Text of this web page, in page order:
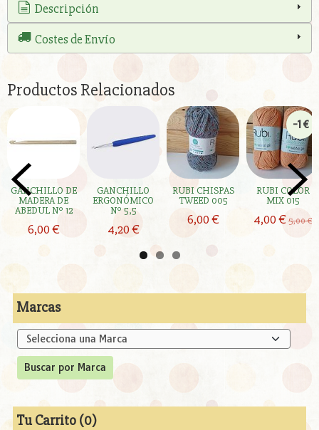
Marcas
Tu Carrito (0)
Descripción
Costes de Envío
Productos Relacionados
GANCHILLO DE
MADERA DE
ABEDUL Nº 12
6,00 €
GANCHILLO
ERGONÓMICO
Nº 5,5
4,20 €
RUBI CHISPAS
TWEED 005
6,00 €
-1 €
RUBI COLOR
MIX 015
4,00 €5,00 €